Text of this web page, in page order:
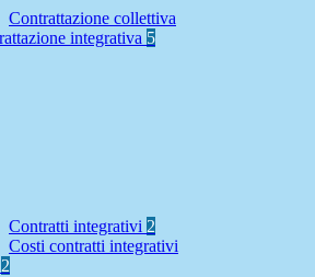
Contrattazione collettiva
integrativa 5
Contratti integrativi 2
Costi contratti integrativi
2